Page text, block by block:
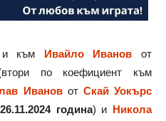
и към Ивайло Иванов от
по коефициент към
Ивановот Скай Уокърс
26.11.2024 година) и Никола